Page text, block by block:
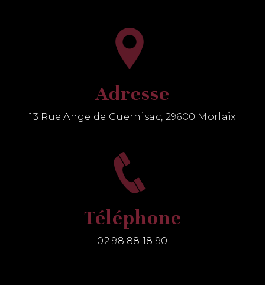
Adresse
13 Rue Ange de Guernisac, 29600 Morlaix
Téléphone
02 98 88 18 90